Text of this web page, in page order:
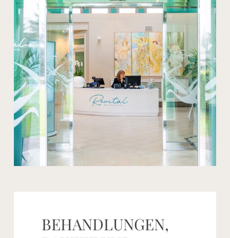
BEHANDLUNGEN,